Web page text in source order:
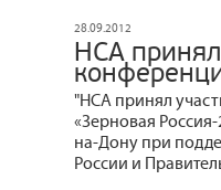
28.09.2012
НСА
"НСА принял
«Зерновая
на-Дону при
России и